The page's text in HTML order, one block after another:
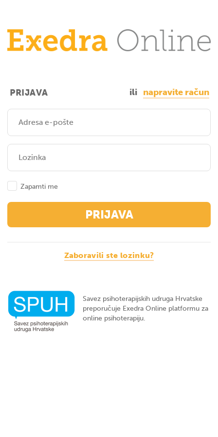
PRIJAVA ili napravite račun
Zapamti me
PRIJAVA
Zaboravili ste lozinku?
Savez psihoterapijskih udruga Hrvatske
preporučuje Exedra Online platformu za
online psihoterapiju.